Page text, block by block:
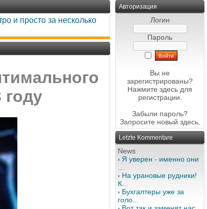
и просто за несколько
году
Авторизация
Логин
Пароль
Вы не
зарегистрированы?
Нажмите здесь для
регистрации.
Забыли пароль?
Запросите новый здесь.
Letzte Kommentare
News
Я уверен - именно они
На урановые рудники!
К...
Бухгалтеры уже за
голо...